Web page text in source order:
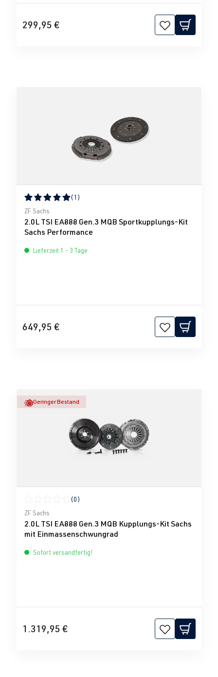
299,95 €
Durchschnittliche Bewertung von 5 von 5 Sternen
(1)
ZF Sachs
2.0L TSI EA888 Gen.3 MQB Sportkupplungs-Kit
Sachs Performance
Lieferzeit 1 - 3 Tage
649,95 €
Geringer Bestand
Durchschnittliche Bewertung von 0 von 5 Sternen
(0)
ZF Sachs
2.0L TSI EA888 Gen.3 MQB Kupplungs-Kit Sachs
mit Einmassenschwungrad
Sofort versandfertig!
1.319,95 €